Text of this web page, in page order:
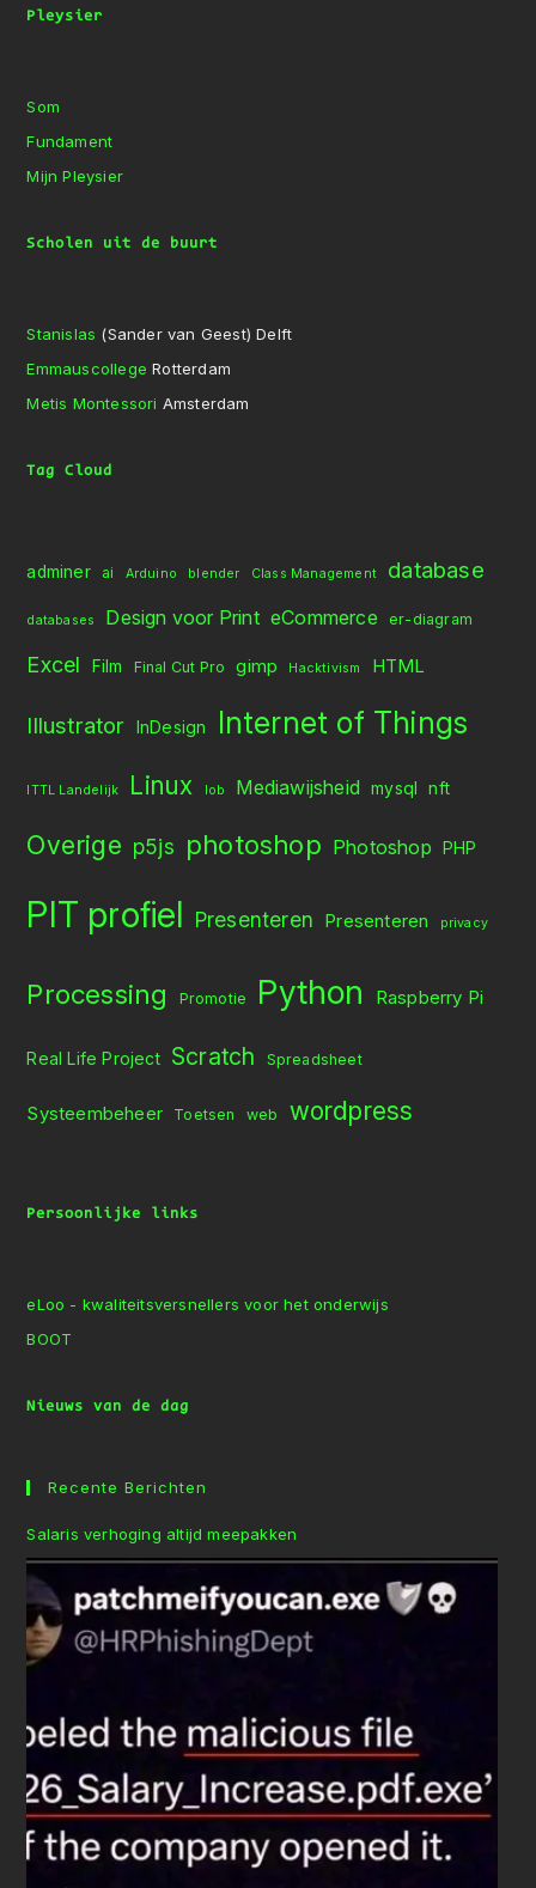
Pleysier
Som
Fundament
Mijn Pleysier
Scholen uit de buurt
Stanislas (Sander van Geest) Delft
Emmauscollege Rotterdam
Metis Montessori Amsterdam
Tag Cloud
adminer ai Arduino blender Class Management database
databases Design voor Print eCommerce er-diagram
Excel Film Final Cut Pro gimp Hacktivism HTML
Illustrator InDesign Internet of Things
ITTL Landelijk Linux lob Mediawijsheid mysql nft
Overige p5js photoshop Photoshop PHP
PIT profiel Presenteren Presenteren privacy
Processing Promotie Python Raspberry Pi
Real Life Project Scratch Spreadsheet
Systeembeheer Toetsen web wordpress
Persoonlijke links
eLoo - kwaliteitsversnellers voor het onderwijs
BOOT
Nieuws van de dag
Recente Berichten
Salaris verhoging altijd meepakken